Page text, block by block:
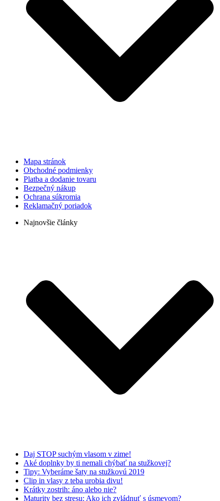
Mapa stránok
Obchodné podmienky
Platba a dodanie tovaru
Bezpečný nákup
Ochrana súkromia
Reklamačný poriadok
Najnovšie články
Daj STOP suchým vlasom v zime!
Aké doplnky by ti nemali chýbať na stužkovej?
Tipy: Vyberáme šaty na stužkovú 2019
Clip in vlasy z teba urobia divu!
Krátky zostrih: áno alebo nie?
Maturity bez stresu: Ako ich zvládnuť s úsmevom?